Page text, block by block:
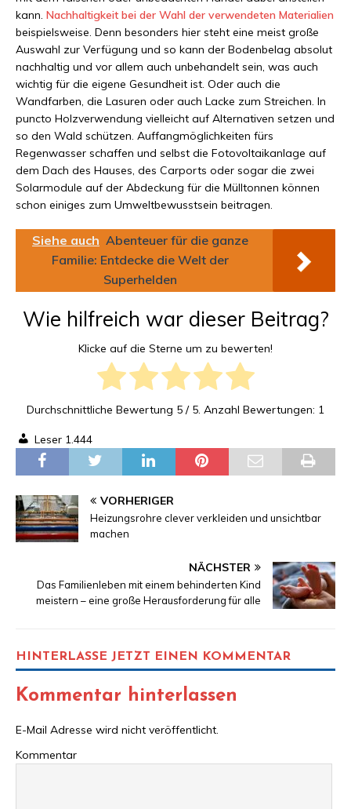
kann. Nachhaltigkeit bei der Wahl der verwendeten Materialien
beispielsweise. Denn besonders hier steht eine meist große
Auswahl zur Verfügung und so kann der Bodenbelag absolut
nachhaltig und vor allem auch unbehandelt sein, was auch
wichtig für die eigene Gesundheit ist. Oder auch die
Wandfarben, die Lasuren oder auch Lacke zum Streichen. In
puncto Holzverwendung vielleicht auf Alternativen setzen und
so den Wald schützen. Auffangmöglichkeiten fürs
Regenwasser schaffen und selbst die Fotovoltaikanlage auf
dem Dach des Hauses, des Carports oder sogar die zwei
Solarmodule auf der Abdeckung für die Mülltonnen können
schon einiges zum Umweltbewusstsein beitragen.
Siehe auch Abenteuer für die ganze
Familie: Entdecke die Welt der
Superhelden
Wie hilfreich war dieser Beitrag?
Klicke auf die Sterne um zu bewerten!
Durchschnittliche Bewertung 5 / 5. Anzahl Bewertungen: 1
Leser 1.444
VORHERIGER
Heizungsrohre clever verkleiden und unsichtbar
machen
NÄCHSTER
Das Familienleben mit einem behinderten Kind
meistern – eine große Herausforderung für alle
HINTERLASSE JETZT EINEN KOMMENTAR
Kommentar hinterlassen
E-Mail Adresse wird nicht veröffentlicht.
Kommentar